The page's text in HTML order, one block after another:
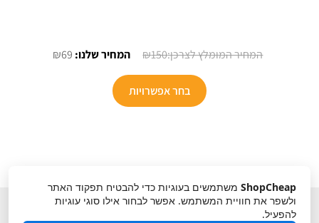
₪150
המחיר
המקורי
היה:
₪150.
₪69
בחר אפשרויות
ShopCheap משתמשים בעוגיות כדי להבטיח תפקוד האתר
ולשפר את חוויית המשתמש. אפשר לבחור אילו סוגי עוגיות
להפעיל.